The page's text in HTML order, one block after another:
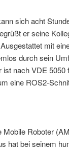
sich acht
er seine
mit
durch sein
nach VDE
eine ROS2-
Roboter
hat bei seinem